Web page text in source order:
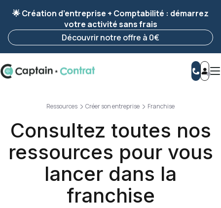
enregistrée 🚀
Reprendre ma démarche
🌟 Création d’entreprise + Comptabilité : démarrez
votre activité sans frais
Découvrir notre offre à 0€
Ressources Créer son entreprise Franchise
Consultez toutes nos
ressources pour vous
lancer dans la
franchise